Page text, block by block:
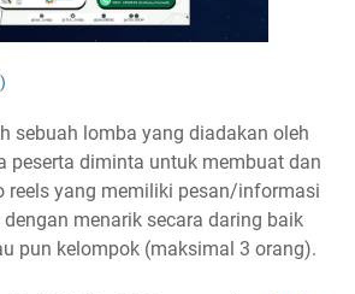
sebuah lomba yang diadakan oleh
peserta diminta untuk membuat dan
reels yang memiliki pesan/informasi
menarik secara daring baik
pun kelompok (maksimal 3 orang).